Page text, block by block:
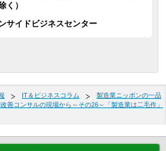
く）
サイドビジネスセンター
IT＆ビジネスコラム
製造業ニッポンの一品
善コンサルの現場から～その26～「製造業は二毛作」